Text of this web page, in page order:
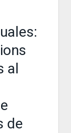
al
de